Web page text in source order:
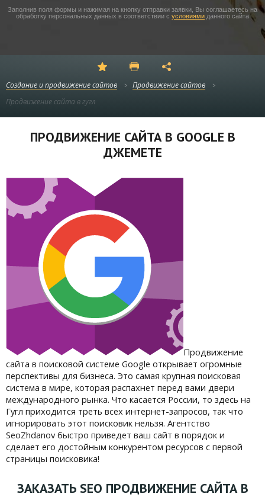
Заполнив поля формы и нажимая на кнопку отправки заявки, Вы соглашаетесь на
обработку персональных данных в соответствии с условиями данного сайта
Создание и продвижение сайтов
Продвижение сайтов
Продвижение сайта в гугл
ПРОДВИЖЕНИЕ САЙТА В GOOGLE В
ДЖЕМЕТЕ
Продвижение
сайта в поисковой системе Google открывает огромные
перспективы для бизнеса. Это самая крупная поисковая
система в мире, которая распахнет перед вами двери
международного рынка. Что касается России, то здесь на
Гугл приходится треть всех интернет-запросов, так что
игнорировать этот поисковик нельзя. Агентство
SeoZhdanov быстро приведет ваш сайт в порядок и
сделает его достойным конкурентом ресурсов с первой
страницы поисковика!
ЗАКАЗАТЬ SEO ПРОДВИЖЕНИЕ САЙТА В